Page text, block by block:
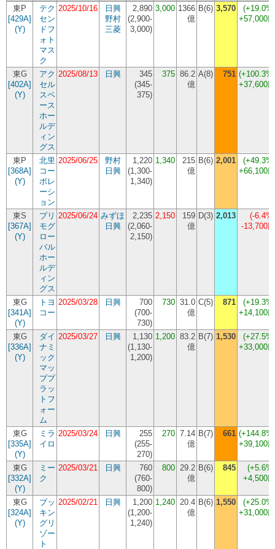
東P
[429A]
(Y)
テク
セン
ドフ
ォト
マス
ク
2025/10/16
日興
野村
三菱
2,890
(2,900-
3,000)
3,000 1366
億
B(6) 3,570
(+19.0%)
+57,000円
東G
[402A]
(Y)
アク
セル
スペ
ース
ホー
ルデ
ィン
グス
2025/08/13 日興
345
(345-
375)
375 86.2
億
A(8) 751 (+100.3%)
+37,600円
東P
[368A]
(Y)
北里
コー
ポレ
ーシ
ョン
2025/06/25
野村
日興
1,220
(1,300-
1,340)
1,340
215
億
B(6) 2,001
(+49.3%)
+66,100円
東S
[367A]
(Y)
プリ
モグ
ロー
バル
ホー
ルデ
ィン
グス
2025/06/24 みずほ
日興
2,235
(2,060-
2,150)
2,150
159
億
D(3) 2,013
(-6.4%)
-13,700円
東G
[341A]
(Y)
トヨ
コー
2025/03/28 日興
700
(700-
730)
730 31.0
億
C(5) 871
(+19.3%)
+14,100円
東G
[336A]
(Y)
ダイ
ナミ
ック
マッ
ププ
ラッ
トフ
ォー
ム
2025/03/27 日興
1,130
(1,130-
1,200)
1,200 83.2
億
B(7) 1,530
(+27.5%)
+33,000円
東G
[335A]
(Y)
ミラ
イロ
2025/03/24 日興
255
(255-
270)
270 7.14
億
B(7) 661 (+144.8%)
+39,100円
東G
[332A]
(Y)
ミー
ク
2025/03/21 日興
760
(760-
800)
800 29.2
億
B(6) 845
(+5.6%)
+4,500円
東G
[324A]
(Y)
ブッ
キン
グリ
ゾー
ト
2025/02/21 日興
1,200
(1,200-
1,240)
1,240 20.4
億
B(6) 1,550
(+25.0%)
+31,000円